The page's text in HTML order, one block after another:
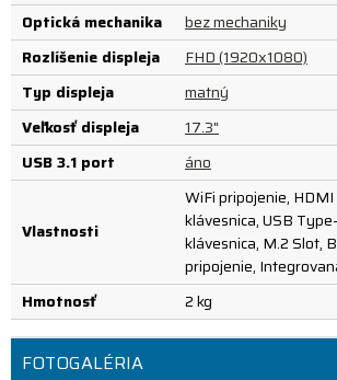
Optická mechanika
bez mechaniky
Rozlíšenie displeja
FHD (1920x1080)
Typ displeja
matný
Veľkosť displeja
17.3"
USB 3.1 port
áno
Vlastnosti
WiFi pripojenie,
klávesnica, USB
klávesnica, M.2 Slot,
pripojenie,
Hmotnosť
2 kg
FOTOGALÉRIA